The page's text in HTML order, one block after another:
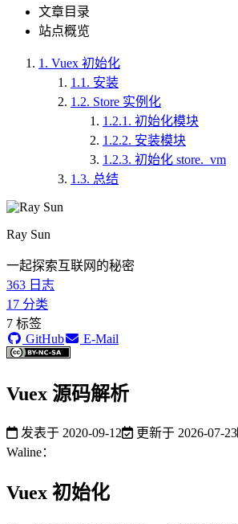
文章目录
站点概览
1. Vuex 初始化
1.1. 安装
1.2. Store 实例化
1.2.1. 初始化模块
1.2.2. 安装模块
1.2.3. 初始化 store._vm
1.3. 总结
Ray Sun
一起探索互联网的秘密
363 日志
17 分类
7 标签
GitHub
E-Mail
Vuex 源码解析
发表于 2020-09-12 更新于 2026-07-23
Waline：
Vuex 初始化